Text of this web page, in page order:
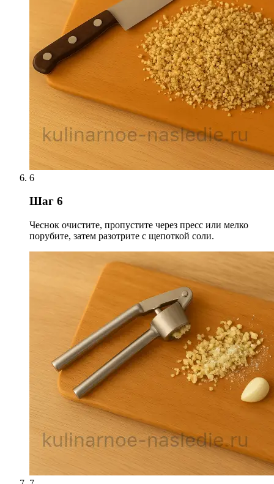
6
Шаг 6
Чеснок очистите, пропустите через пресс или мелко
порубите, затем разотрите с щепоткой соли.